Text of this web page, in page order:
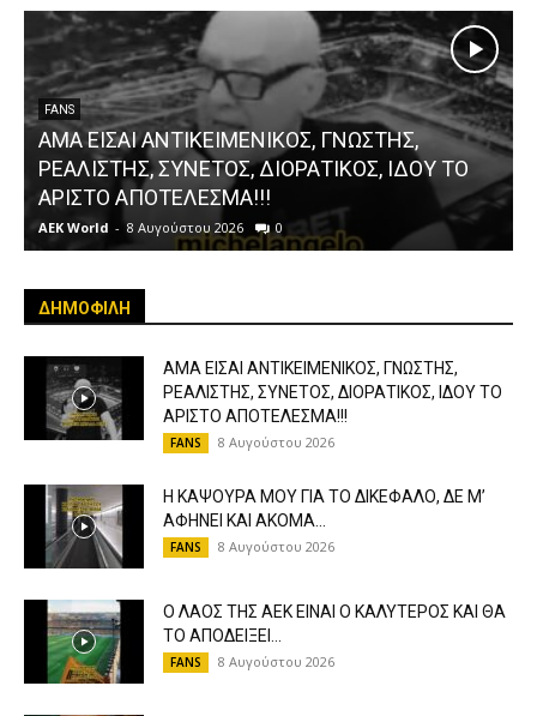
FANS
ΑΜΑ ΕΙΣΑΙ ΑΝΤΙΚΕΙΜΕΝΙΚΟΣ, ΓΝΩΣΤΗΣ,
ΡΕΑΛΙΣΤΗΣ, ΣΥΝΕΤΟΣ, ΔΙΟΡΑΤΙΚΟΣ, ΙΔΟΥ ΤΟ
ΑΡΙΣΤΟ ΑΠΟΤΕΛΕΣΜΑ!!!
AEK World - 8 Αυγούστου 2026 0
ΔΗΜΟΦΙΛΗ
ΑΜΑ ΕΙΣΑΙ ΑΝΤΙΚΕΙΜΕΝΙΚΟΣ, ΓΝΩΣΤΗΣ,
ΡΕΑΛΙΣΤΗΣ, ΣΥΝΕΤΟΣ, ΔΙΟΡΑΤΙΚΟΣ, ΙΔΟΥ ΤΟ
ΑΡΙΣΤΟ ΑΠΟΤΕΛΕΣΜΑ!!!
FANS 8 Αυγούστου 2026
Η ΚΑΨΟΥΡΑ ΜΟΥ ΓΙΑ ΤΟ ΔΙΚΕΦΑΛΟ, ΔΕ Μ’
ΑΦΗΝΕΙ ΚΑΙ ΑΚΟΜΑ...
FANS 8 Αυγούστου 2026
Ο ΛΑΟΣ ΤΗΣ ΑΕΚ ΕΙΝΑΙ Ο ΚΑΛΥΤΕΡΟΣ ΚΑΙ ΘΑ
ΤΟ ΑΠΟΔΕΙΞΕΙ...
FANS 8 Αυγούστου 2026